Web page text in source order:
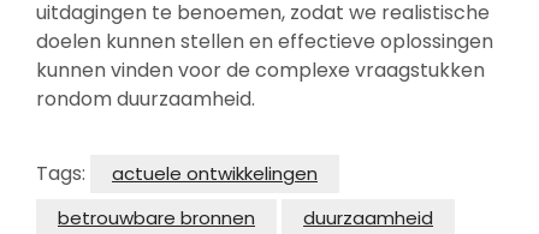
uitdagingen te benoemen, zodat we realistische
doelen kunnen stellen en effectieve oplossingen
kunnen vinden voor de complexe vraagstukken
rondom duurzaamheid.
Tags:
actuele ontwikkelingen
betrouwbare bronnen
duurzaamheid